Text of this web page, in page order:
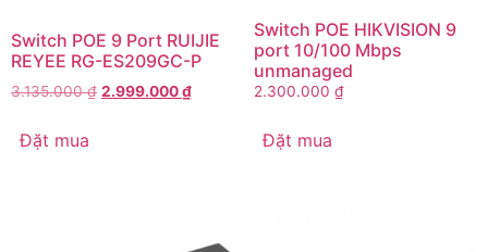
Switch POE 9 Port RUIJIE
REYEE RG-ES209GC-P
3.135.000₫ 2.999.000₫
Đặt mua
Switch POE HIKVISION 9
port 10/100 Mbps
unmanaged
2.300.000 ₫
Đặt mua